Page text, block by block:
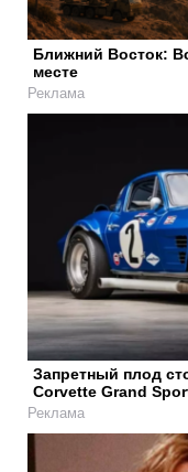
Ближний Восток:
месте
Реклама
Запретный плод
Corvette Grand
Реклама